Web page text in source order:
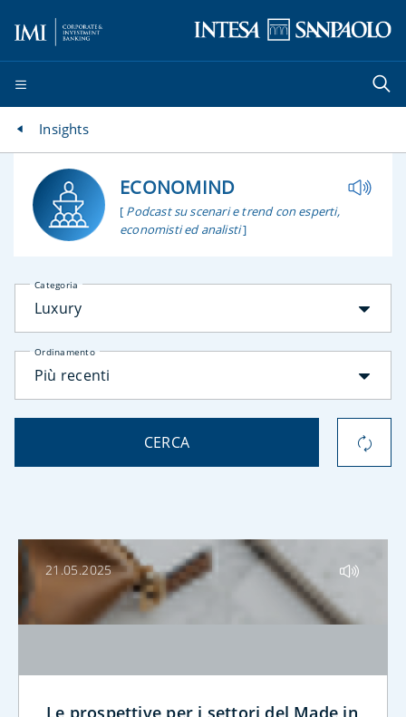
Insights
ECONOMIND
[ Podcast su scenari e trend con esperti,
economisti ed analisti]
Categoria
Luxury
Ordinamento
Più recenti
CERCA
21.05.2025
Le prospettive per i settori del Made in